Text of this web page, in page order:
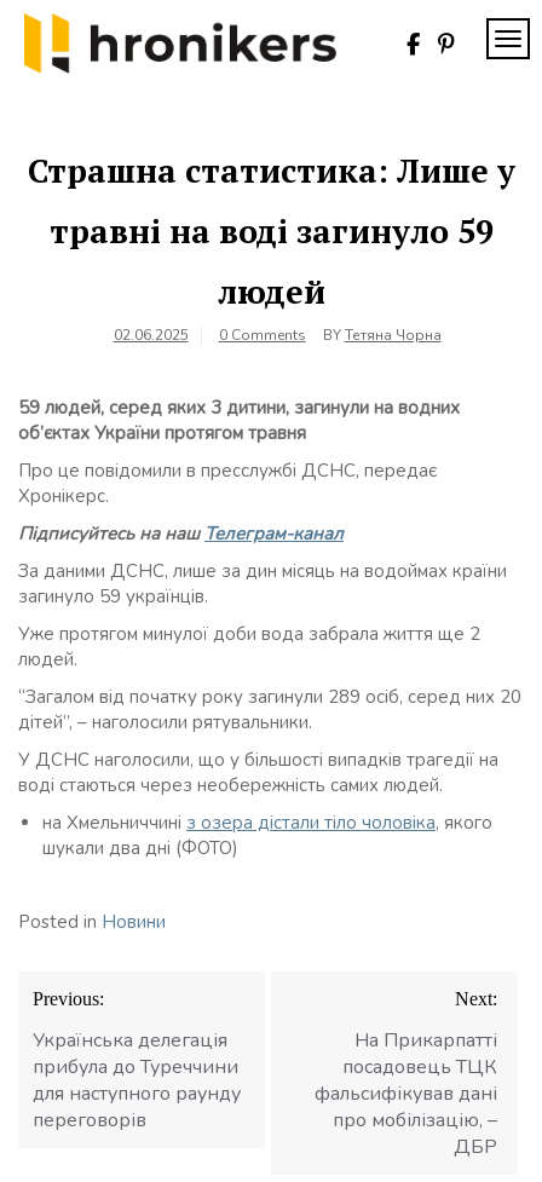
Skip
content
Страшна статистика: Лише у
травні на воді загинуло 59
людей
02.06.2025 0 Comments BYТетяна Чорна
59 людей, серед яких 3 дитини, загинули на водних
об’єктах України протягом травня
Про це повідомили в пресслужбі ДСНС, передає
Хронікерс.
Підписуйтесь на наш Телеграм-канал
За даними ДСНС, лише за дин місяць на водоймах країни
загинуло 59 українців.
Уже протягом минулої доби вода забрала життя ще 2
людей.
“Загалом від початку року загинули 289 осіб, серед них 20
дітей”, – наголосили рятувальники.
У ДСНС наголосили, що у більшості випадків трагедії на
воді стаються через необережність самих людей.
на Хмельниччині з озера дістали тіло чоловіка, якого
шукали два дні (ФОТО)
Posted in Новини
Навігація
записів
Previous:
Українська делегація
прибула до Туреччини
для наступного раунду
переговорів
Next:
На Прикарпатті
посадовець ТЦК
фальсифікував дані
про мобілізацію, –
ДБР